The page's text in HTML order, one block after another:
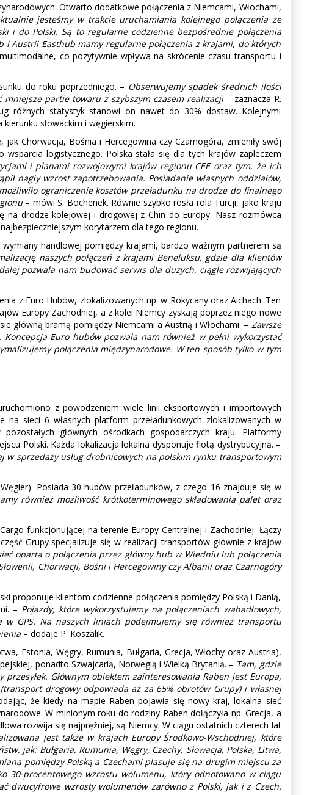
Otwarto dodatkowe połączenia z Niemcami, Włochami,
jesteśmy w trakcie uruchamiania kolejnego połączenia ze
i do Polski. Są to regularne codzienne bezpośrednie połączenia
Austrii Easthub mamy regularne połączenia z krajami, do których
co pozytywnie wpływa na skrócenie czasu transportu i
do roku poprzedniego. – Obserwujemy spadek średnich ilości
mniejsze partie towaru z szybszym czasem realizacji– zaznacza R.
różnych statystyk stanowi on nawet do 30% dostaw. Kolejnymi
słowackim i węgierskim.
Chorwacja, Bośnia i Hercegowina czy Czarnogóra, zmieniły swój
wsparcia logistycznego. Polska stała się dla tych krajów zapleczem
i planami rozwojowymi krajów regionu CEE oraz tym, że ich
nagły wzrost zapotrzebowania. Posiadanie własnych oddziałów,
ograniczenie kosztów przeładunku na drodze do finalnego
– mówi S. Bochenek. Równie szybko rosła rola Turcji, jako kraju
na drodze kolejowej i drogowej z Chin do Europy. Nasz rozmówca
korytarzem dla tego regionu.
handlowej pomiędzy krajami, bardzo ważnym partnerem są
naszych połączeń z krajami Beneluksu, gdzie dla klientów
pozwala nam budować serwis dla dużych, ciągle rozwijających
z Euro Hubów, zlokalizowanych np. w Rokycany oraz Aichach. Ten
Europy Zachodniej, a z kolei Niemcy zyskają poprzez niego nowe
główną bramą pomiędzy Niemcami a Austrią i Włochami. – Zawsze
Euro hubów pozwala nam również w pełni wykorzystać
połączenia międzynarodowe. W ten sposób tylko w tym
z powodzeniem wiele linii eksportowych i importowych
sieci 6 własnych platform przeładunkowych zlokalizowanych w
głównych ośrodkach gospodarczych kraju. Platformy
Polski. Każda lokalizacja lokalna dysponuje flotą dystrybucyjną. –
sprzedaży usług drobnicowych na polskim rynku transportowym
Posiada 30 hubów przeładunków, z czego 16 znajduje się w
również możliwość krótkoterminowego składowania palet oraz
funkcjonującej na terenie Europy Centralnej i Zachodniej. Łączy
Grupy specjalizuje się w realizacji transportów głównie z krajów
oparta o połączenia przez główny hub w Wiedniu lub połączenia
Chorwacji, Bośni i Hercegowiny czy Albanii oraz Czarnogóry
proponuje klientom codzienne połączenia pomiędzy Polską i Danią,
– Pojazdy, które wykorzystujemy na połączeniach wahadłowych,
w GPS. Na naszych liniach podejmujemy się również transportu
– dodaje P. Koszalik.
Estonia, Węgry, Rumunia, Bułgaria, Grecja, Włochy oraz Austria),
ponadto Szwajcarią, Norwegią i Wielką Brytanią. – Tam, gdzie
Głównym obiektem zainteresowania Raben jest Europa,
drogowy odpowiada aż za 65% obrotów Grupy) i własnej
że kiedy na mapie Raben pojawia się nowy kraj, lokalna sieć
W minionym roku do rodziny Raben dołączyła np. Grecja, a
rozwija się najprężniej, są Niemcy. W ciągu ostatnich czterech lat
jest także w krajach Europy Środkowo-Wschodniej, które
jak: Bułgaria, Rumunia, Węgry, Czechy, Słowacja, Polska, Litwa,
pomiędzy Polską a Czechami plasuje się na drugim miejscu za
30-procentowego wzrostu wolumenu, który odnotowano w ciągu
dwucyfrowe wzrosty wolumenów zarówno z Polski, jak i z Czech.